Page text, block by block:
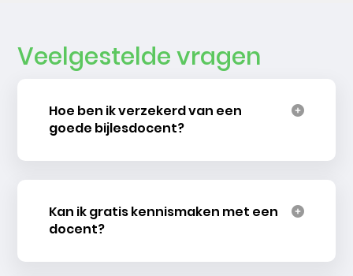
Veelgestelde vragen
Hoe ben ik verzekerd van een
goede bijlesdocent?
Kan ik gratis kennismaken met een
docent?